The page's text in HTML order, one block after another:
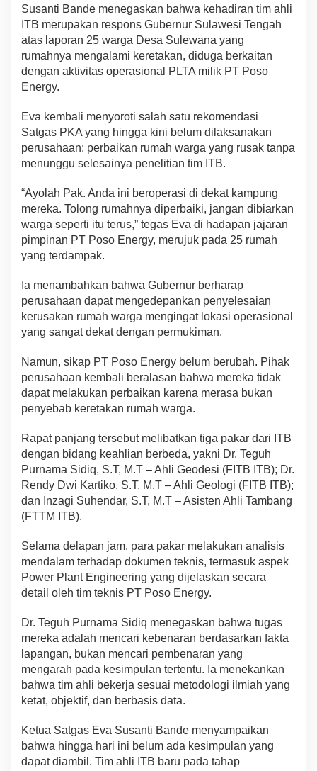
Susanti Bande menegaskan bahwa kehadiran tim ahli
ITB merupakan respons Gubernur Sulawesi Tengah
atas laporan 25 warga Desa Sulewana yang
rumahnya mengalami keretakan, diduga berkaitan
dengan aktivitas operasional PLTA milik PT Poso
Energy.
Eva kembali menyoroti salah satu rekomendasi
Satgas PKA yang hingga kini belum dilaksanakan
perusahaan: perbaikan rumah warga yang rusak tanpa
menunggu selesainya penelitian tim ITB.
“Ayolah Pak. Anda ini beroperasi di dekat kampung
mereka. Tolong rumahnya diperbaiki, jangan dibiarkan
warga seperti itu terus,” tegas Eva di hadapan jajaran
pimpinan PT Poso Energy, merujuk pada 25 rumah
yang terdampak.
Ia menambahkan bahwa Gubernur berharap
perusahaan dapat mengedepankan penyelesaian
kerusakan rumah warga mengingat lokasi operasional
yang sangat dekat dengan permukiman.
Namun, sikap PT Poso Energy belum berubah. Pihak
perusahaan kembali beralasan bahwa mereka tidak
dapat melakukan perbaikan karena merasa bukan
penyebab keretakan rumah warga.
Rapat panjang tersebut melibatkan tiga pakar dari ITB
dengan bidang keahlian berbeda, yakni Dr. Teguh
Purnama Sidiq, S.T, M.T – Ahli Geodesi (FITB ITB); Dr.
Rendy Dwi Kartiko, S.T, M.T – Ahli Geologi (FITB ITB);
dan Inzagi Suhendar, S.T, M.T – Asisten Ahli Tambang
(FTTM ITB).
Selama delapan jam, para pakar melakukan analisis
mendalam terhadap dokumen teknis, termasuk aspek
Power Plant Engineering yang dijelaskan secara
detail oleh tim teknis PT Poso Energy.
Dr. Teguh Purnama Sidiq menegaskan bahwa tugas
mereka adalah mencari kebenaran berdasarkan fakta
lapangan, bukan mencari pembenaran yang
mengarah pada kesimpulan tertentu. Ia menekankan
bahwa tim ahli bekerja sesuai metodologi ilmiah yang
ketat, objektif, dan berbasis data.
Ketua Satgas Eva Susanti Bande menyampaikan
bahwa hingga hari ini belum ada kesimpulan yang
dapat diambil. Tim ahli ITB baru pada tahap